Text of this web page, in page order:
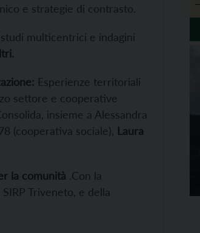
e strategie di contrasto.
multicentrici e indagini
Esperienze territoriali
settore e cooperative
insieme a Alessandra
(cooperativa sociale), Laura
la comunità .Con la
Triveneto, e della